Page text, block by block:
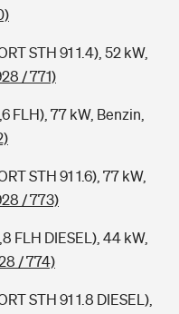
STH 91 1.4), 52 kW,
/ 771)
FLH), 77 kW, Benzin,
STH 91 1.6), 77 kW,
/ 773)
FLH DIESEL), 44 kW,
/ 774)
STH 91 1.8 DIESEL),